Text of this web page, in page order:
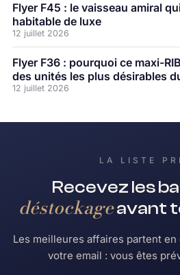
Flyer F45 : le vaisseau amiral
habitable de luxe
12 juillet 2026
Flyer F36 : pourquoi ce maxi-
des unités les plus désirables
12 juillet 2026
LA LISTE
Recevez les
déstockageavant
Les meilleures affaires partent
votre email : vous êtes